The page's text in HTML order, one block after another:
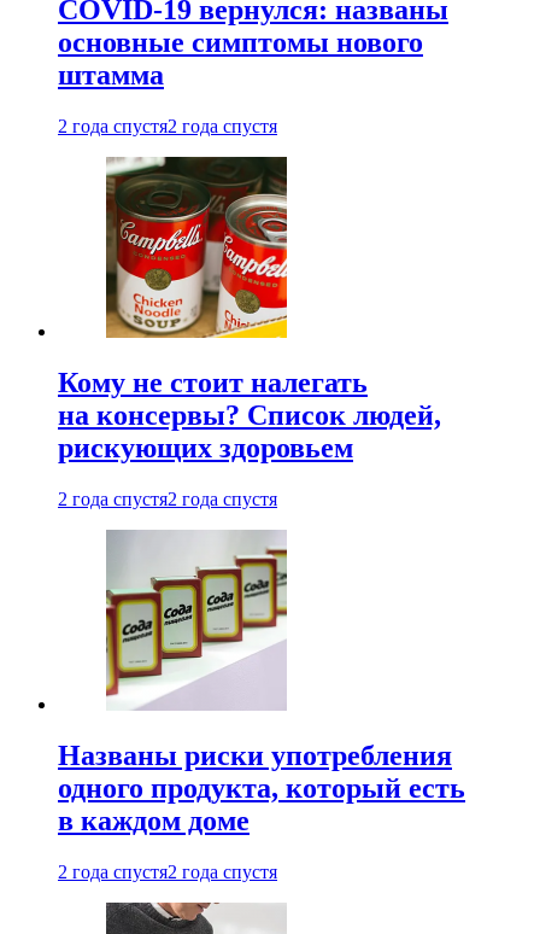
COVID-19 вернулся: названы
основные симптомы нового
штамма
2 года спустя2 года спустя
Кому не стоит налегать
на консервы? Список людей,
рискующих здоровьем
2 года спустя2 года спустя
Названы риски употребления
одного продукта, который есть
в каждом доме
2 года спустя2 года спустя